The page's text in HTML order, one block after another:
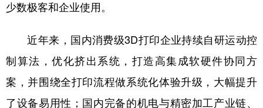
少数极客和企业使用。
近年来，国内消费级3D打印企业持续自研运动控
制算法，优化挤出系统，打造高集成软硬件协同方
案，并围绕全打印流程做系统化体验升级，大幅提升
了设备易用性；国内完备的机电与精密加工产业链、